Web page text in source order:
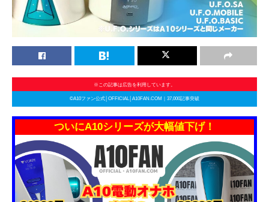
※この記事は広告を利用しています。
©A10ファン公式│OFFICIAL│A10FAN.COM｜37,000記事突破
ついにA10シリーズが大幅値下げ！